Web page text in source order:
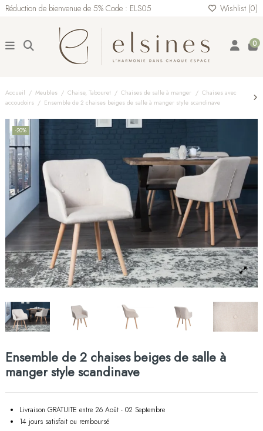
Réduction de bienvenue de 5% Code : ELS05 Wishlist (0)
0
Accueil Meubles Chaise, Tabouret Chaises de salle à manger
Chaises avec
accoudoirs
Ensemble de 2 chaises beiges de salle à manger style scandinave
-20%
Ensemble de 2 chaises beiges de salle à
manger style scandinave
Livraison GRATUITE entre 26 Août - 02 Septembre
14 jours satisfait ou remboursé